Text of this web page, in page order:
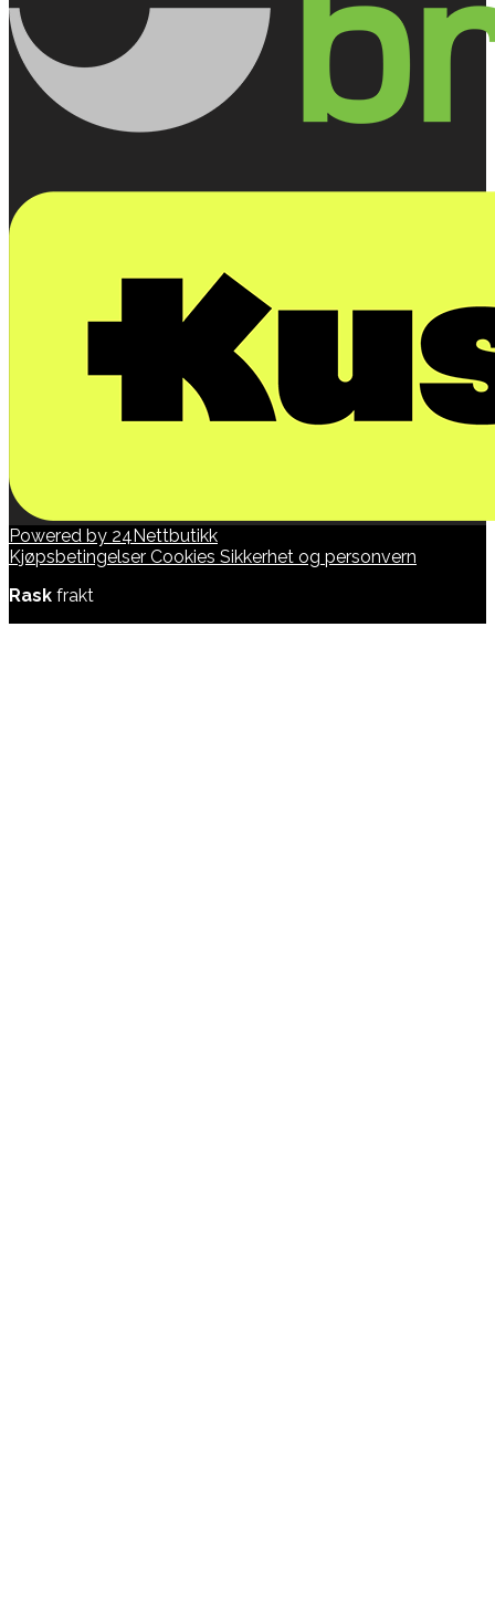
Powered by 24Nettbutikk
Kjøpsbetingelser Cookies Sikkerhet og personvern
Rask frakt